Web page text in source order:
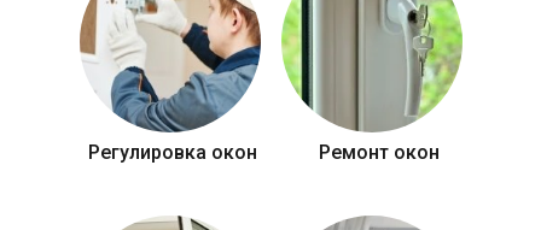
Регулировка окон Ремонт окон